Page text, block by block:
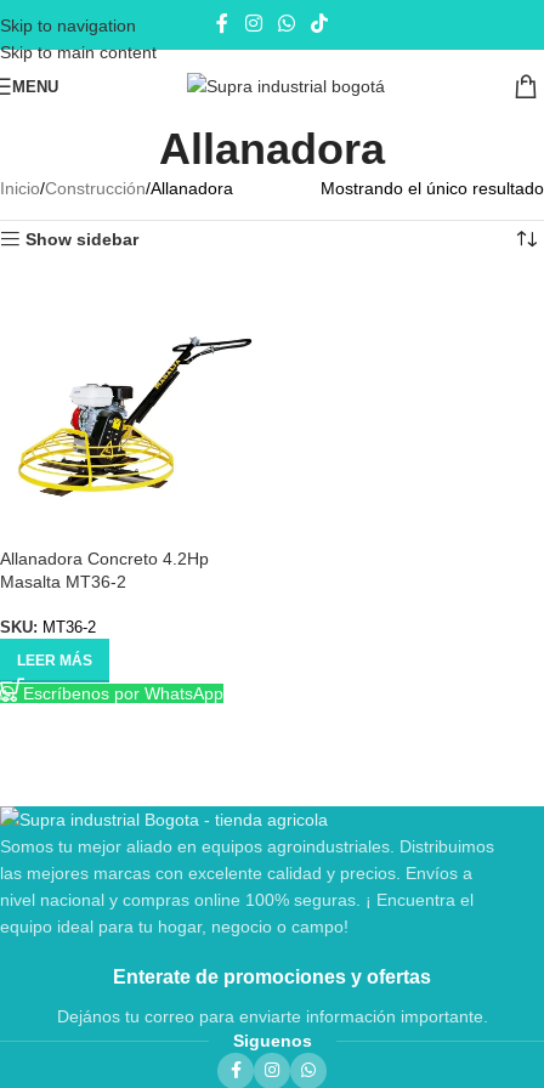
Skip to navigation
Skip to main content
MENU
Allanadora
Inicio Construcción Allanadora Mostrando el único resultado
Show sidebar
Allanadora Concreto 4.2Hp
Masalta MT36-2
SKU: MT36-2
LEER MÁS
Escríbenos por WhatsApp
Somos tu mejor aliado en equipos agroindustriales. Distribuimos
las mejores marcas con excelente calidad y precios. Envíos a
nivel nacional y compras online 100% seguras. ¡ Encuentra el
equipo ideal para tu hogar, negocio o campo!
Enterate de promociones y ofertas
Dejános tu correo para enviarte información importante.
Siguenos